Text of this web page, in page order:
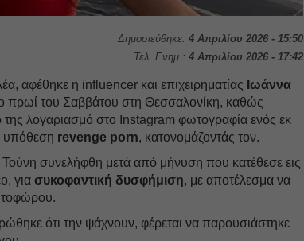
Δημοσιεύθηκε: 4 Απριλίου 2026 - 15:50
Τελ. Ενημ.: 4 Απριλίου 2026 - 17:42
αφέθηκε η influencer και επιχειρηματίας Ιωάννα
πρωί του Σαββάτου στη Θεσσαλονίκη, καθώς
λογαριασμό στο Instagram φωτογραφία ενός εκ
υπόθεση revenge porn, κατονομάζοντάς τον.
συνελήφθη μετά από μήνυση που κατέθεσε εις
γιασυκοφαντική δυσφήμιση, με αποτέλεσμα να
ότι την ψάχνουν, φέρεται να παρουσιάστηκε